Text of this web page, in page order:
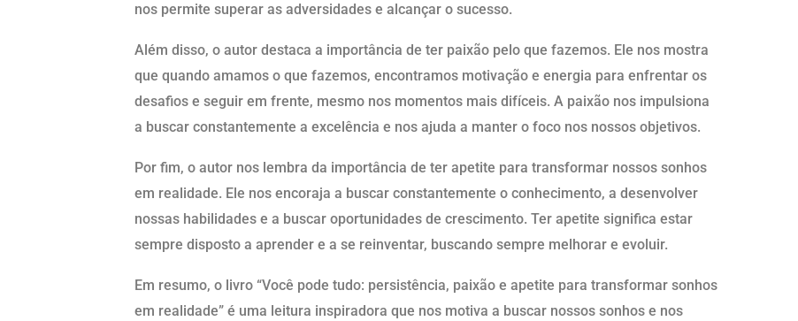
nos permite superar as adversidades e alcançar o sucesso.
Além disso, o autor destaca a importância de ter paixão pelo que fazemos. Ele nos mostra
que quando amamos o que fazemos, encontramos motivação e energia para enfrentar os
desafios e seguir em frente, mesmo nos momentos mais difíceis. A paixão nos impulsiona
a buscar constantemente a excelência e nos ajuda a manter o foco nos nossos objetivos.
Por fim, o autor nos lembra da importância de ter apetite para transformar nossos sonhos
em realidade. Ele nos encoraja a buscar constantemente o conhecimento, a desenvolver
nossas habilidades e a buscar oportunidades de crescimento. Ter apetite significa estar
sempre disposto a aprender e a se reinventar, buscando sempre melhorar e evoluir.
Em resumo, o livro “Você pode tudo: persistência, paixão e apetite para transformar sonhos
em realidade” é uma leitura inspiradora que nos motiva a buscar nossos sonhos e nos